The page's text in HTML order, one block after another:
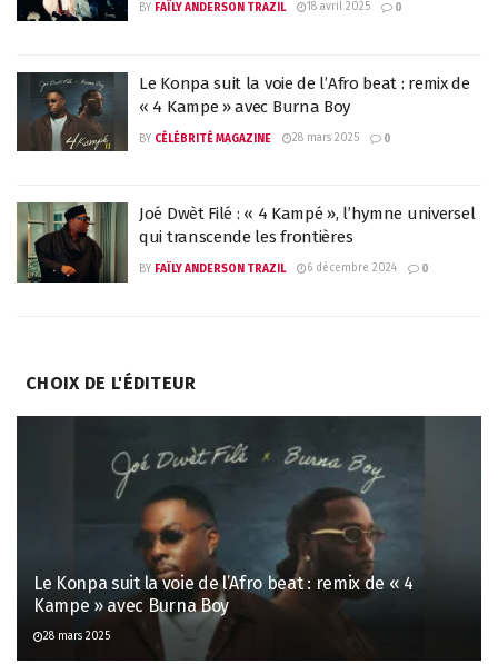
BY FAÏLY ANDERSON TRAZIL 18 avril 2025 0
Le Konpa suit la voie de l’Afro beat : remix de
« 4 Kampe » avec Burna Boy
BY CÉLÉBRITÉ MAGAZINE 28 mars 2025 0
Joé Dwèt Filé : « 4 Kampé », l’hymne universel
qui transcende les frontières
BY FAÏLY ANDERSON TRAZIL 6 décembre 2024 0
CHOIX DE L'ÉDITEUR
Le Konpa suit la voie de l’Afro beat : remix de « 4
Kampe » avec Burna Boy
28 mars 2025